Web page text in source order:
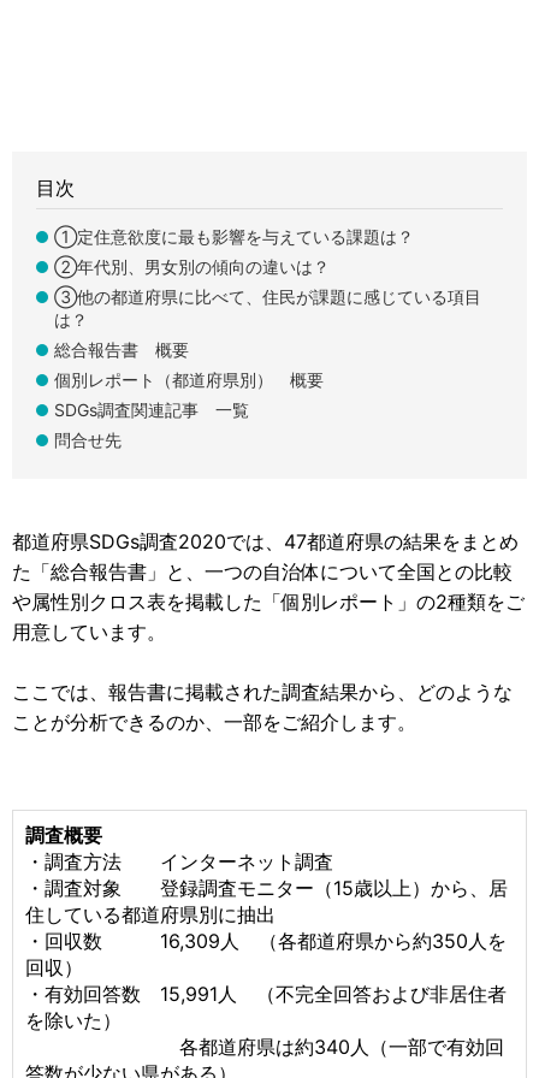
目次
①定住意欲度に最も影響を与えている課題は？
②年代別、男女別の傾向の違いは？
③他の都道府県に比べて、住民が課題に感じている項目
は？
総合報告書 概要
個別レポート（都道府県別） 概要
SDGs調査関連記事 一覧
問合せ先
都道府県SDGs調査2020では、47都道府県の結果をまとめ
た「総合報告書」と、一つの自治体について全国との比較
や属性別クロス表を掲載した「個別レポート」の2種類をご
用意しています。
ここでは、報告書に掲載された調査結果から、どのような
ことが分析できるのか、一部をご紹介します。
調査概要
・調査方法 インターネット調査
・調査対象 登録調査モニター（15歳以上）から、居
住している都道府県別に抽出
・回収数 16,309人 （各都道府県から約350人を
回収）
・有効回答数 15,991人 （不完全回答および非居住者
を除いた）
各都道府県は約340人（一部で有効回